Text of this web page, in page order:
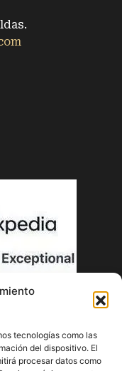
tecnologías como las
del dispositivo. El
procesar datos como